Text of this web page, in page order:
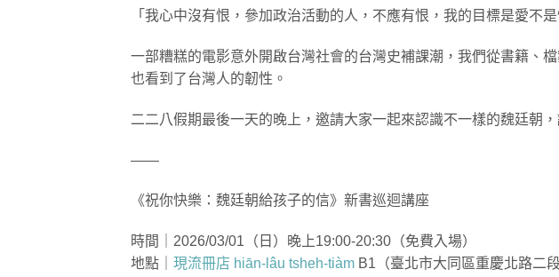
「我心中沒有恨，參加政治活動的人，不應有恨，我的目標是愛不
一部糟糕的電影意外開啟台灣社會的台灣史補課潮，我們從書籍、
也看到了台灣人的韌性。
二二八假期最後一天的晚上，邀請大家一起來認識不一樣的魏廷朝
——
《祝你快樂：魏廷朝給孩子的信》新書巡迴講座
時間｜2026/03/01（日）晚上19:00-20:30（免費入場）
地點｜ 現流冊店 hiān-lâu tsheh-tiàm B1（臺北市大同區重慶北路二